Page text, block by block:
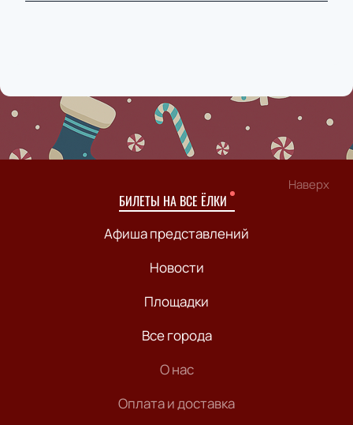
Наверх
БИЛЕТЫ НА ВСЕ ЁЛКИ
Афиша представлений
Новости
Площадки
Все города
О нас
Оплата и доставка